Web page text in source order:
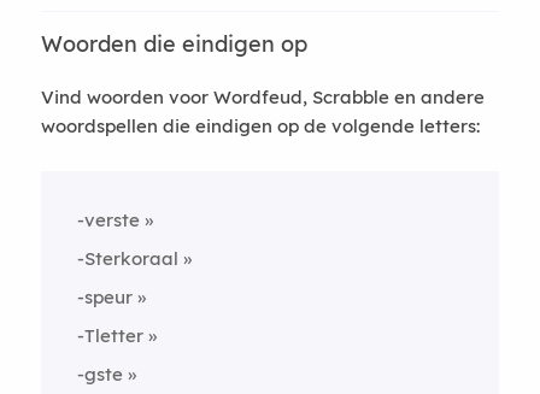
Woorden die eindigen op
Vind woorden voor Wordfeud, Scrabble en andere
woordspellen die eindigen op de volgende letters:
-verste
-Sterkoraal
-speur
-Tletter
-gste